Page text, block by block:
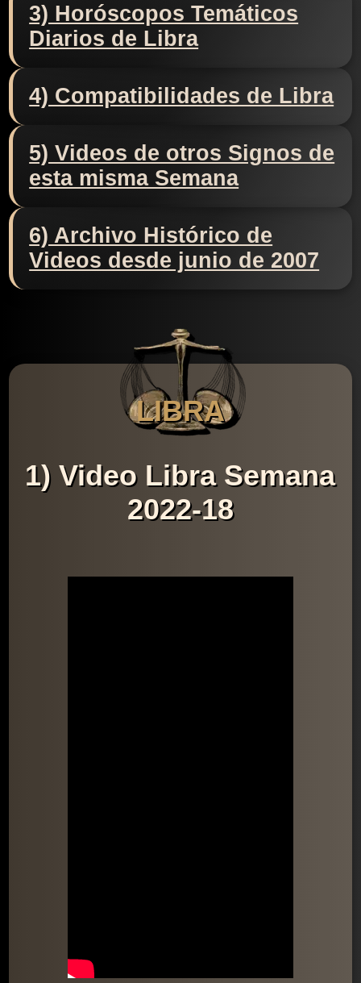
3) Horóscopos Temáticos
Diarios de Libra
4) Compatibilidades de Libra
5) Videos de otros Signos de
esta misma Semana
6) Archivo Histórico de
Videos desde junio de 2007
LIBRA
1) Video Libra Semana
2022-18